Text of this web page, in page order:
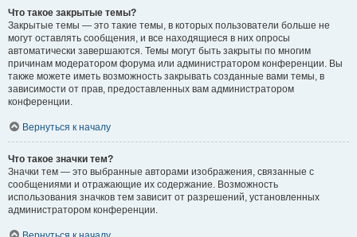
Что такое закрытые темы?
Закрытые темы — это такие темы, в которых пользователи больше не
могут оставлять сообщения, и все находящиеся в них опросы
автоматически завершаются. Темы могут быть закрыты по многим
причинам модератором форума или администратором конференции. Вы
также можете иметь возможность закрывать созданные вами темы, в
зависимости от прав, предоставленных вам администратором
конференции.
Вернуться к началу
Что такое значки тем?
Значки тем — это выбранные авторами изображения, связанные с
сообщениями и отражающие их содержание. Возможность
использования значков тем зависит от разрешений, установленных
администратором конференции.